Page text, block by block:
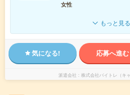
女性
もっと見る
気になる! 応募へ進む
派遣会社 株式会社バイトレ（キ